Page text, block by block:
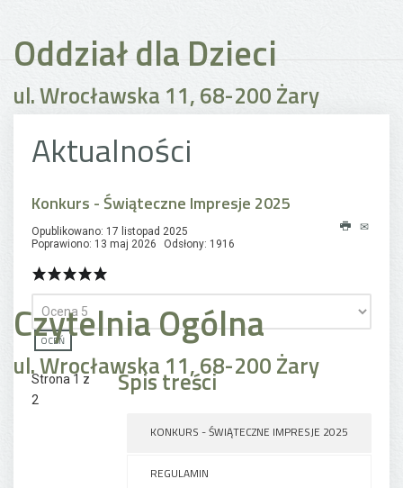
Oddział dla Dzieci
ul. Wrocławska 11, 68-200 Żary
Czytelnia Ogólna
ul. Wrocławska 11, 68-200 Żary
Aktualności
Konkurs - Świąteczne Impresje 2025
Opublikowano: 17 listopad 2025
Poprawiono: 13 maj 2026
Odsłony: 1916
Spis treści
KONKURS - ŚWIĄTECZNE IMPRESJE 2025
REGULAMIN
Strona 1 z
2